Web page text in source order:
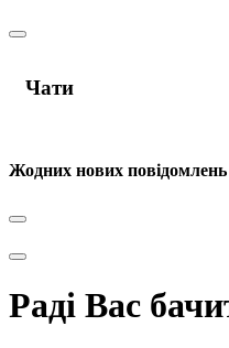
Чати
Жодних нових повідомлень
Раді Вас